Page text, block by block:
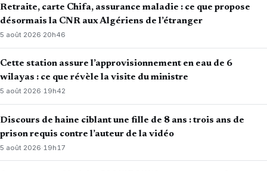
Retraite, carte Chifa, assurance maladie : ce que propose
désormais la CNR aux Algériens de l’étranger
5 août 2026·20h46
Cette station assure l’approvisionnement en eau de 6
wilayas : ce que révèle la visite du ministre
5 août 2026·19h42
Discours de haine ciblant une fille de 8 ans : trois ans de
prison requis contre l’auteur de la vidéo
5 août 2026· 19h17